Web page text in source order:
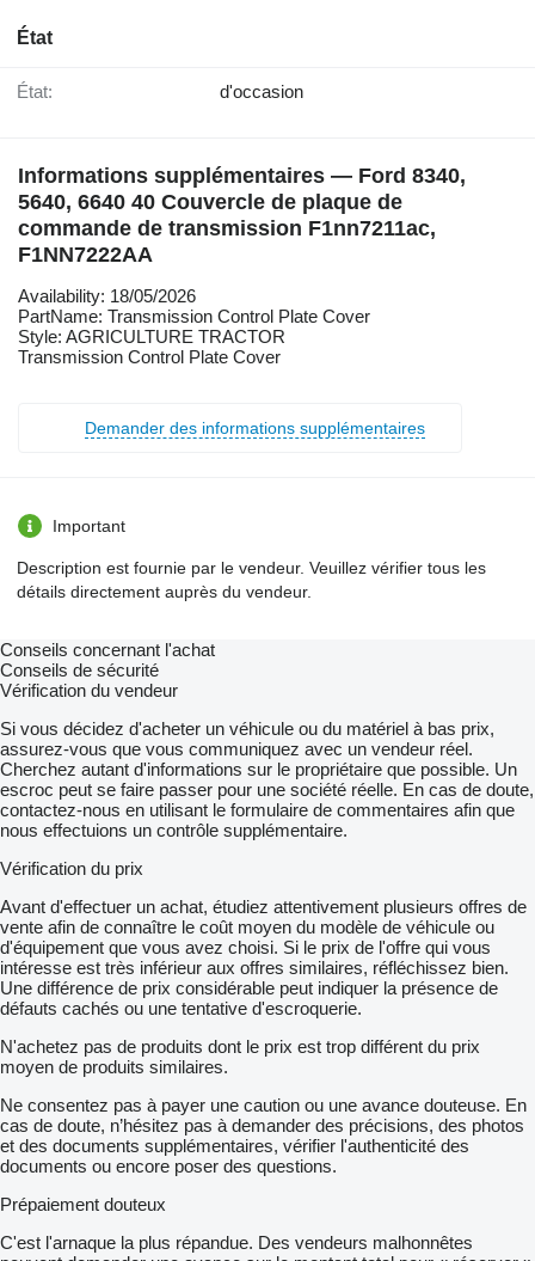
État
État: d'occasion
Informations supplémentaires — Ford 8340,
5640, 6640 40 Couvercle de plaque de
commande de transmission F1nn7211ac,
F1NN7222AA
Availability: 18/05/2026
PartName: Transmission Control Plate Cover
Style: AGRICULTURE TRACTOR
Transmission Control Plate Cover
Demander des informations supplémentaires
Important
Description est fournie par le vendeur. Veuillez vérifier tous les
détails directement auprès du vendeur.
Conseils concernant l'achat
Conseils de sécurité
Vérification du vendeur
Si vous décidez d'acheter un véhicule ou du matériel à bas prix,
assurez-vous que vous communiquez avec un vendeur réel.
Cherchez autant d'informations sur le propriétaire que possible. Un
escroc peut se faire passer pour une société réelle. En cas de doute,
contactez-nous en utilisant le formulaire de commentaires afin que
nous effectuions un contrôle supplémentaire.
Vérification du prix
Avant d'effectuer un achat, étudiez attentivement plusieurs offres de
vente afin de connaître le coût moyen du modèle de véhicule ou
d'équipement que vous avez choisi. Si le prix de l'offre qui vous
intéresse est très inférieur aux offres similaires, réfléchissez bien.
Une différence de prix considérable peut indiquer la présence de
défauts cachés ou une tentative d'escroquerie.
N'achetez pas de produits dont le prix est trop différent du prix
moyen de produits similaires.
Ne consentez pas à payer une caution ou une avance douteuse. En
cas de doute, n’hésitez pas à demander des précisions, des photos
et des documents supplémentaires, vérifier l'authenticité des
documents ou encore poser des questions.
Prépaiement douteux
C'est l'arnaque la plus répandue. Des vendeurs malhonnêtes